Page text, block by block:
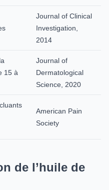
Journal of Clinical
Investigation,
2014
15 à
Journal of
Dermatological
Science, 2020
American Pain
Society
de l’huile de